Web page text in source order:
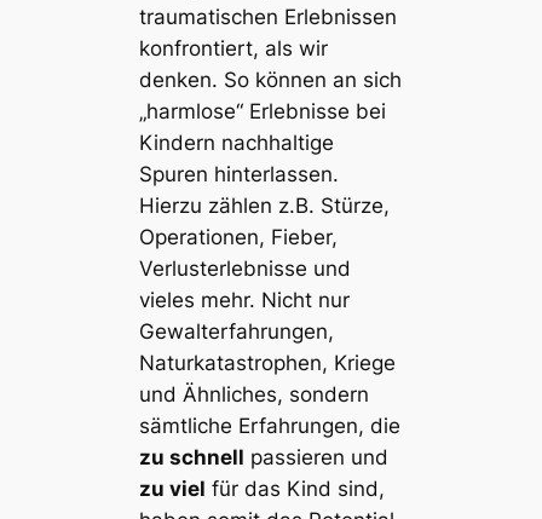
traumatischen Erlebnissen
konfrontiert, als wir
denken. So können an sich
„harmlose“ Erlebnisse bei
Kindern nachhaltige
Spuren hinterlassen.
Hierzu zählen z.B. Stürze,
Operationen, Fieber,
Verlusterlebnisse und
vieles mehr. Nicht nur
Gewalterfahrungen,
Naturkatastrophen, Kriege
und Ähnliches, sondern
sämtliche Erfahrungen, die
zu schnell passieren und
zu viel für das Kind sind,